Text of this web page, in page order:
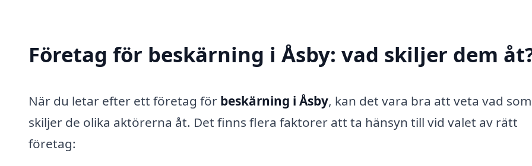
Företag för beskärning i Åsby: vad skiljer dem
När du letar efter ett företag för beskärning i Åsby, kan det vara bra att veta vad som
skiljer de olika aktörerna åt. Det finns flera faktorer att ta hänsyn till vid valet av rätt
företag: